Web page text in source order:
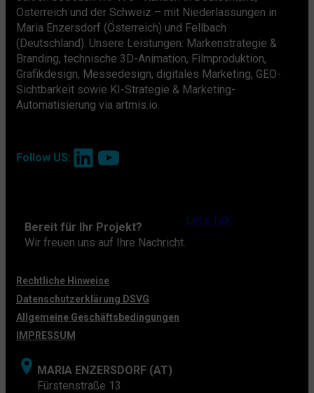
Österreich und der Schweiz – mit Niederlassungen in
Maria Enzersdorf (Österreich) und Fellbach
(Deutschland). Unsere Leistungen: Markenstrategie &
Branding, technische 3D-Animation, Filmproduktion,
Grafikdesign, Messedesign, digitales Marketing, GEO-
Sichtbarkeit sowie KI-Strategie & Marketing-
Automatisierung via artmis.io.
Follow US: LinkedIn YouTube
Bereit für Ihr Projekt?
Wir freuen uns auf Ihre Nachricht.
Let’s Talk
Rechtliche Hinweise
Datenschutzerklärung DSVG
Allgemeine Geschäftsbedingungen
IMPRESSUM
MARIA ENZERSDORF (AT)
Fürstenstraße 13